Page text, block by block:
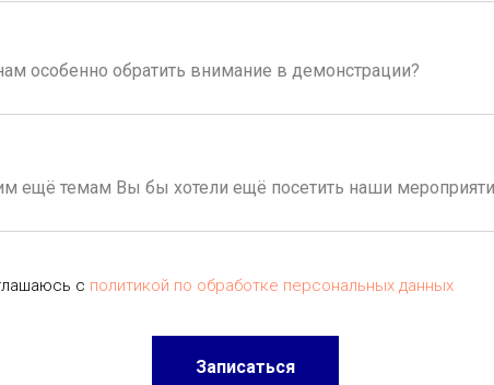
с политикой по обработке персональных данных
Записаться